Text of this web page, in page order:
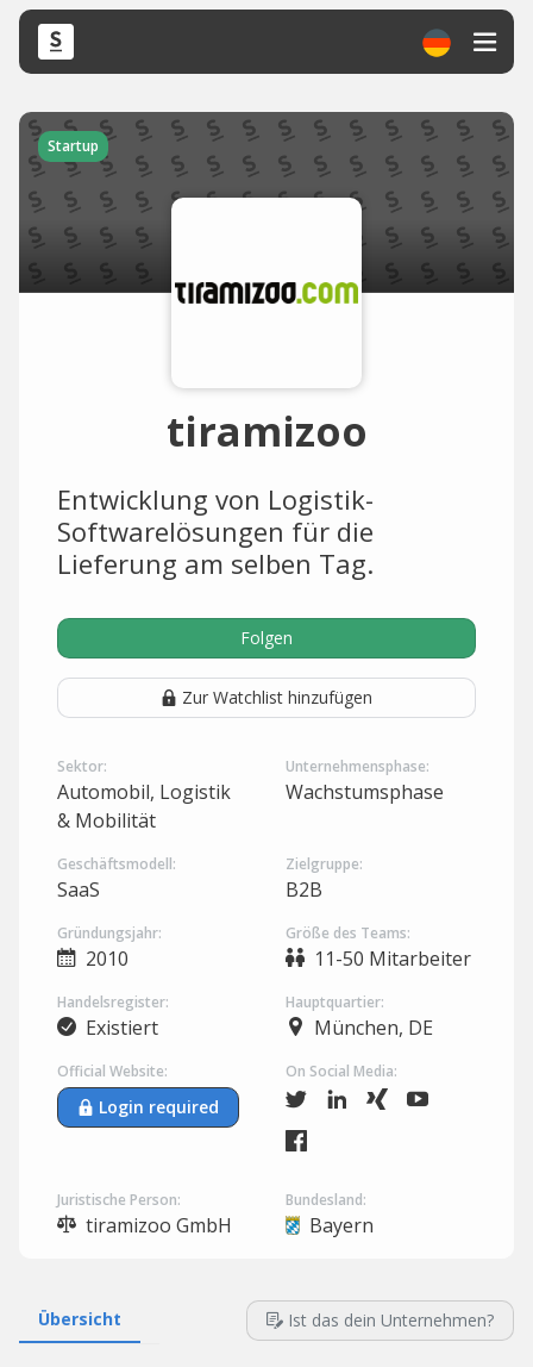
Startup
tiramizoo
Entwicklung von Logistik-
Softwarelösungen für die
Lieferung am selben Tag.
Folgen
Zur Watchlist hinzufügen
Sektor:
Automobil, Logistik
& Mobilität
Unternehmensphase:
Wachstumsphase
Geschäftsmodell:
SaaS
Zielgruppe:
B2B
Gründungsjahr:
2010
Größe des Teams:
11-50 Mitarbeiter
Handelsregister:
Existiert
Hauptquartier:
München, DE
Official Website:
Login required
On Social Media:
Juristische Person:
tiramizoo GmbH
Bundesland:
Bayern
Übersicht Ist das dein Unternehmen?